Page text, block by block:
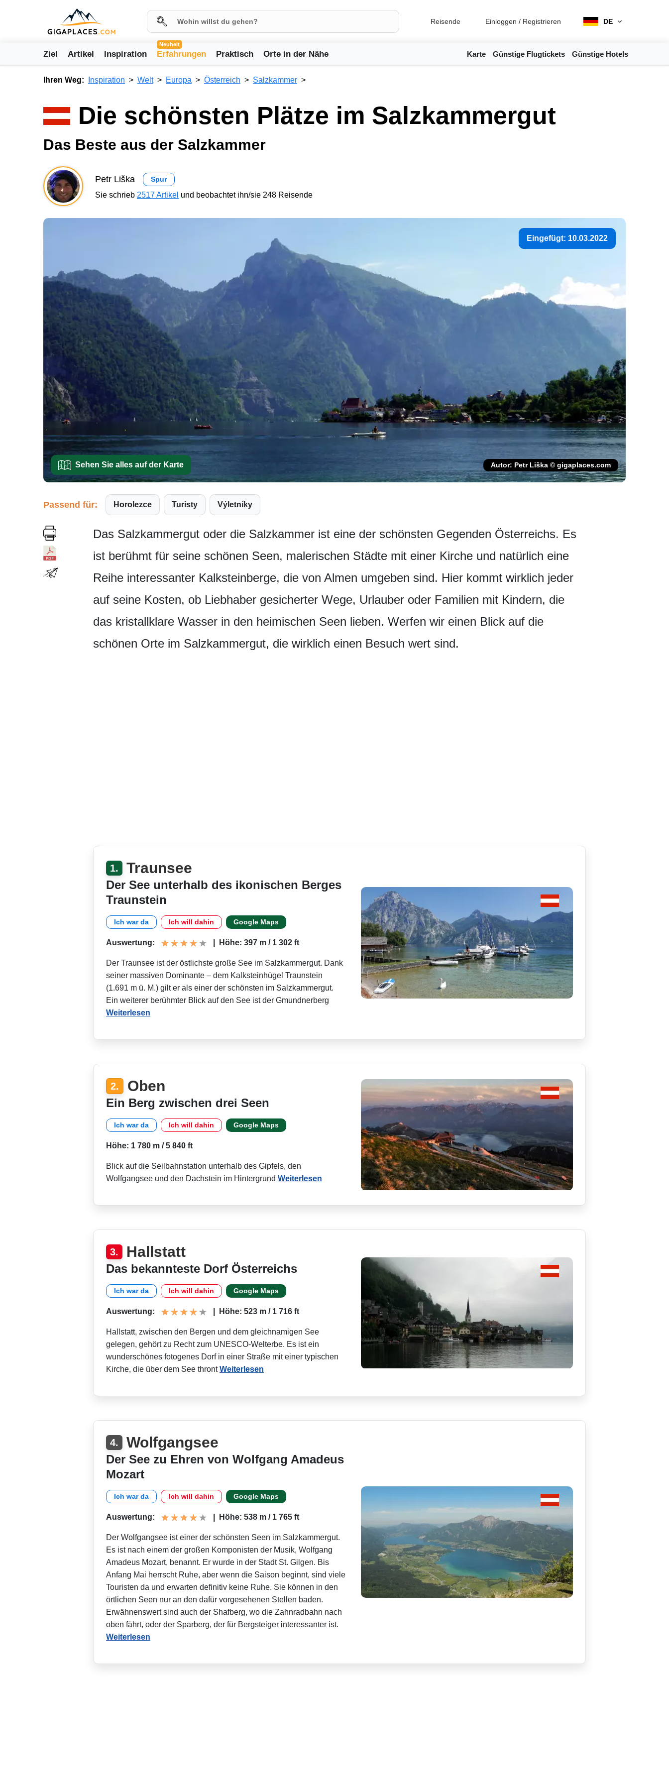
Reisende Einloggen / Registrieren DE
Ziel Artikel Inspiration
Neuheit
Erfahrungen Praktisch Orte in der Nähe Karte Günstige Flugtickets Günstige Hotels
Ihren Weg: Inspiration Welt Europa Österreich Salzkammer
Die schönsten Plätze im Salzkammergut
Das Beste aus der Salzkammer
Petr Liška Spur
Sie schrieb 2517 Artikel und beobachtet ihn/sie 248 Reisende
Eingefügt: 10.03.2022
Sehen Sie alles auf der Karte Autor: Petr Liška © gigaplaces.com
Passend für: Horolezce Turisty Výletníky
Das Salzkammergut oder die Salzkammer ist eine der schönsten Gegenden Österreichs. Es
ist berühmt für seine schönen Seen, malerischen Städte mit einer Kirche und natürlich eine
Reihe interessanter Kalksteinberge, die von Almen umgeben sind. Hier kommt wirklich jeder
auf seine Kosten, ob Liebhaber gesicherter Wege, Urlauber oder Familien mit Kindern, die
das kristallklare Wasser in den heimischen Seen lieben. Werfen wir einen Blick auf die
schönen Orte im Salzkammergut, die wirklich einen Besuch wert sind.
1. Traunsee
Der See unterhalb des ikonischen Berges
Traunstein
Ich war da Ich will dahin Google Maps
Auswertung: Höhe: 397 m / 1 302 ft
Der Traunsee ist der östlichste große See im Salzkammergut. Dank
seiner massiven Dominante – dem Kalksteinhügel Traunstein
(1.691 m ü. M.) gilt er als einer der schönsten im Salzkammergut.
Ein weiterer berühmter Blick auf den See ist der Gmundnerberg
Weiterlesen
2. Oben
Ein Berg zwischen drei Seen
Ich war da Ich will dahin Google Maps
Höhe: 1 780 m / 5 840 ft
Blick auf die Seilbahnstation unterhalb des Gipfels, den
Wolfgangsee und den Dachstein im Hintergrund Weiterlesen
3. Hallstatt
Das bekannteste Dorf Österreichs
Ich war da Ich will dahin Google Maps
Auswertung: Höhe: 523 m / 1 716 ft
Hallstatt, zwischen den Bergen und dem gleichnamigen See
gelegen, gehört zu Recht zum UNESCO-Welterbe. Es ist ein
wunderschönes fotogenes Dorf in einer Straße mit einer typischen
Kirche, die über dem See throntWeiterlesen
4. Wolfgangsee
Der See zu Ehren von Wolfgang Amadeus
Mozart
Ich war da Ich will dahin Google Maps
Auswertung: Höhe: 538 m / 1 765 ft
Der Wolfgangsee ist einer der schönsten Seen im Salzkammergut.
Es ist nach einem der großen Komponisten der Musik, Wolfgang
Amadeus Mozart, benannt. Er wurde in der Stadt St. Gilgen. Bis
Anfang Mai herrscht Ruhe, aber wenn die Saison beginnt, sind viele
Touristen da und erwarten definitiv keine Ruhe. Sie können in den
örtlichen Seen nur an den dafür vorgesehenen Stellen baden.
Erwähnenswert sind auch der Shafberg, wo die Zahnradbahn nach
oben fährt, oder der Sparberg, der für Bergsteiger interessanter ist.
Weiterlesen